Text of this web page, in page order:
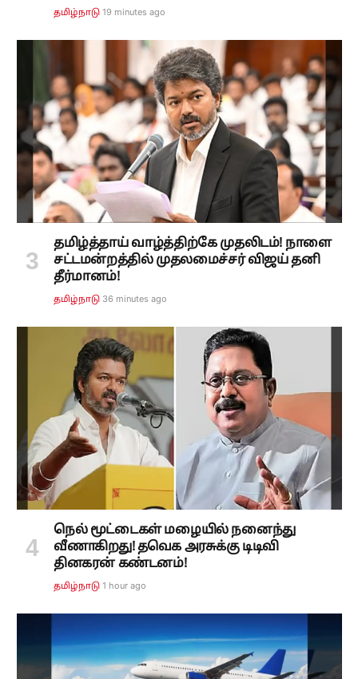
தமிழ்நாடு 19 minutes ago
தமிழ்த்தாய் வாழ்த்திற்கே முதலிடம்! நாளை
சட்டமன்றத்தில் முதலமைச்சர் விஜய் தனி
தீர்மானம்!
தமிழ்நாடு 36 minutes ago
நெல் மூட்டைகள் மழையில் நனைந்து
வீணாகிறது! தவெக அரசுக்கு டிடிவி
தினகரன் கண்டனம்!
தமிழ்நாடு 1 hour ago